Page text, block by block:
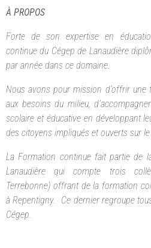
À PROPOS
Forte de son expertise en
continue du Cégep de Lanaudière
par année dans ce domaine.
Nous avons pour mission d’offrir
aux besoins du milieu,
scolaire et éducative en développant
des citoyens impliqués et ouverts sur
La Formation continue fait partie de
Lanaudière qui compte trois
Terrebonne) offrant de la formation
à Repentigny. Ce dernier regroupe
Cégep.